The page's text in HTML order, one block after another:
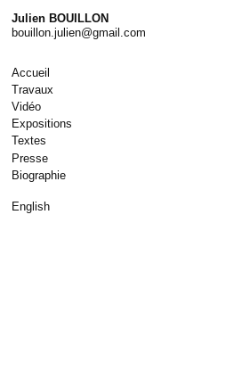
Skip
to
Julien BOUILLON
bouillon.julien@gmail.com
Accueil
Travaux
Vidéo
Expositions
Textes
Presse
Biographie
English